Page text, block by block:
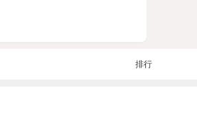
排行